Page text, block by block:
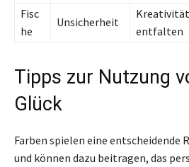
Fisc
he
Unsicherheit
Kreativität
entfalten
Tipps zur Nutzung
Glück
Farben spielen eine entscheidende
und können dazu beitragen, das